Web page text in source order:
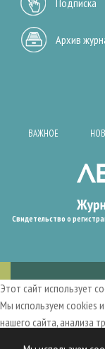
Архив
ВАЖНОЕ
Свидетельство о
Этот сайт использует
Мы используем cookies
нашего сайта, анализа